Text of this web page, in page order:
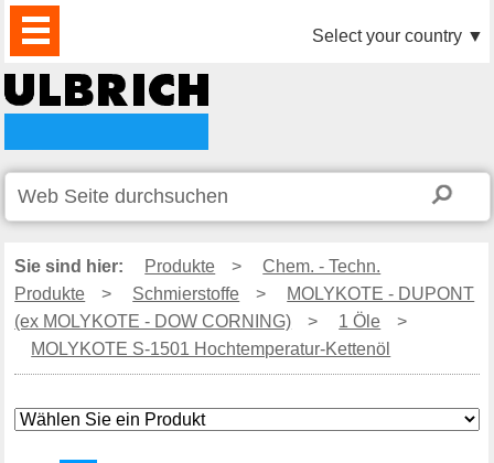
PRODUKTE
AKTUELLES
DOWNLOAD
VIDEO
PARTNER
UNTERNEHMEN
KONTAKTE Select your country ▼
Sie sind hier: Produkte >
Chem. - Techn.
Produkte
> Schmierstoffe >
MOLYKOTE - DUPONT
(ex MOLYKOTE - DOW CORNING)
> 1 Öle
>
MOLYKOTE S-1501 Hochtemperatur-Kettenöl